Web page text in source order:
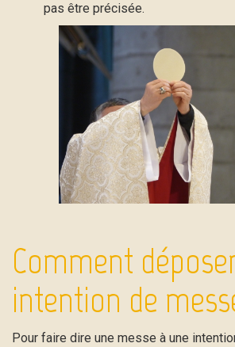
pas être précisée.
Comment
intention de
Pour faire dire une messe à une